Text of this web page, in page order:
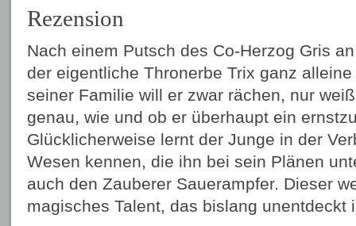
Rezension
Nach einem Putsch des Co-Herzog Gris
der eigentliche Thronerbe Trix ganz
seiner Familie will er zwar rächen, nur
genau, wie und ob er überhaupt ein
Glücklicherweise lernt der Junge in der
Wesen kennen, die ihn bei sein Plänen
auch den Zauberer Sauerampfer. Dieser
magisches Talent, das bislang